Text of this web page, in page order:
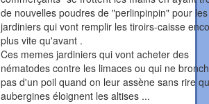
de nouvelles poudres de "perlinpinpin" pour les
jardiniers qui vont remplir les tiroirs-caisse
plus vite qu'avant .
Ces memes jardiniers qui vont acheter des
nématodes contre les limaces ou qui ne
pas d'un poil quand on leur assène sans rire
aubergines éloignent les altises ...